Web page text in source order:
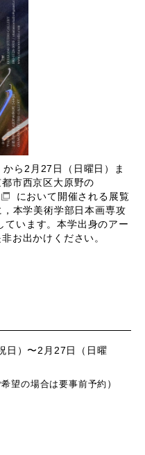
ら2月27日（日曜日）ま
市西京区大原野の
において開催される展覧
本学美術学部日本画専攻
ています。本学出身のアー
お出かけください。
日）〜2月27日（日曜
望の場合は要事前予約 ）